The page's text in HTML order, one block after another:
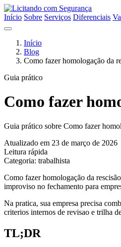
Início Sobre Serviços Diferenciais
Início
Blog
Como fazer homologação da
Guia prático
Como fazer
Guia prático sobre Como fazer
Atualizado em 23 de março de 2026
Leitura rápida
Categoria: trabalhista
Como fazer homologação da
improviso no fechamento para
Na pratica, sua empresa precisa
criterios internos de revisao e trilha
TL;DR